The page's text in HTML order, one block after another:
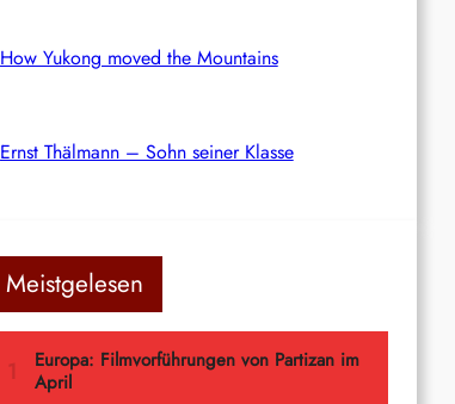
How Yukong moved the Mountains
Ernst Thälmann – Sohn seiner Klasse
Meistgelesen